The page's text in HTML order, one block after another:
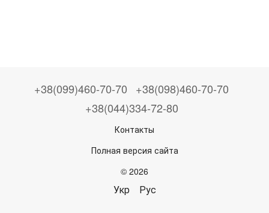
+38(099)460-70-70
+38(098)460-70-70
+38(044)334-72-80
Контакты
Полная версия сайта
© 2026
Укр Рус